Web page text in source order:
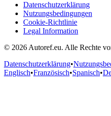
Datenschutzerklärung
Nutzungsbedingungen
Cookie-Richtlinie
Legal Information
© 2026 Autoref.eu. Alle Rechte
Datenschutzerklärung•
Englisch•Französisch•Spanisch•